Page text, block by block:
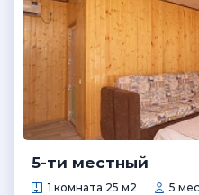
5-ти местный
1 комната 25 м2 5